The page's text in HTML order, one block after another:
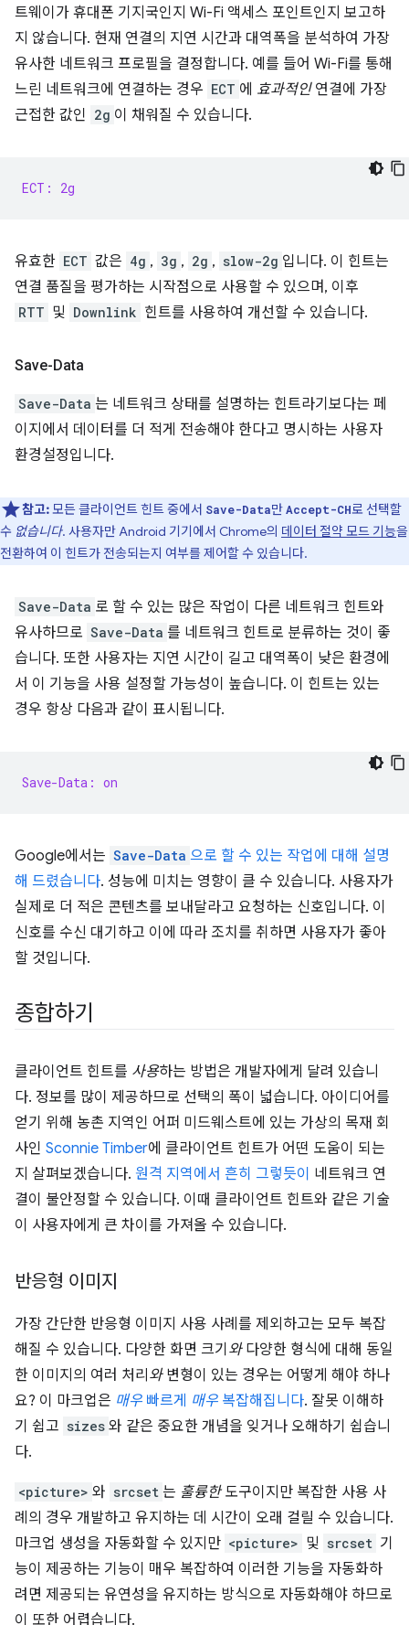
트웨이가 휴대폰 기지국인지 Wi-Fi 액세스 포인트인지 보고하
지 않습니다. 현재 연결의 지연 시간과 대역폭을 분석하여 가장
유사한 네트워크 프로필을 결정합니다. 예를 들어 Wi-Fi를 통해
느린 네트워크에 연결하는 경우 ECT 에 효과적인연결에 가장
근접한 값인 2g 이 채워질 수 있습니다.
ECT: 2g
유효한 ECT 값은 4g , 3g , 2g , slow-2g 입니다. 이 힌트는
연결 품질을 평가하는 시작점으로 사용할 수 있으며, 이후
RTT 및 Downlink 힌트를 사용하여 개선할 수 있습니다.
Save-Data
Save-Data 는 네트워크 상태를 설명하는 힌트라기보다는 페
이지에서 데이터를 더 적게 전송해야 한다고 명시하는 사용자
환경설정입니다.
참고:모든 클라이언트 힌트 중에서 Save-Data만Accept-CH로 선택할
수 없습니다. 사용자만 Android 기기에서 Chrome의 데이터 절약 모드 기능을
전환하여 이 힌트가 전송되는지 여부를 제어할 수 있습니다.
Save-Data 로 할 수 있는 많은 작업이 다른 네트워크 힌트와
유사하므로 Save-Data 를 네트워크 힌트로 분류하는 것이 좋
습니다. 또한 사용자는 지연 시간이 길고 대역폭이 낮은 환경에
서 이 기능을 사용 설정할 가능성이 높습니다. 이 힌트는 있는
경우 항상 다음과 같이 표시됩니다.
Save-Data: on
Google에서는 Save-Data 으로 할 수 있는 작업에 대해 설명
해 드렸습니다. 성능에 미치는 영향이 클 수 있습니다. 사용자가
실제로 더 적은 콘텐츠를 보내달라고 요청하는 신호입니다. 이
신호를 수신 대기하고 이에 따라 조치를 취하면 사용자가 좋아
할 것입니다.
종합하기
클라이언트 힌트를 사용하는 방법은 개발자에게 달려 있습니
다. 정보를 많이 제공하므로 선택의 폭이 넓습니다. 아이디어를
얻기 위해 농촌 지역인 어퍼 미드웨스트에 있는 가상의 목재 회
사인 Sconnie Timber에 클라이언트 힌트가 어떤 도움이 되는
지 살펴보겠습니다. 원격 지역에서 흔히 그렇듯이 네트워크 연
결이 불안정할 수 있습니다. 이때 클라이언트 힌트와 같은 기술
이 사용자에게 큰 차이를 가져올 수 있습니다.
반응형 이미지
가장 간단한 반응형 이미지 사용 사례를 제외하고는 모두 복잡
해질 수 있습니다. 다양한 화면 크기 와다양한 형식에 대해 동일
한 이미지의 여러 처리 와변형이 있는 경우는 어떻게 해야 하나
요? 이 마크업은 매우 빠르게 매우 복잡해집니다. 잘못 이해하
기 쉽고 sizes 와 같은 중요한 개념을 잊거나 오해하기 쉽습니
다.
<picture> 와 srcset 는 훌륭한도구이지만 복잡한 사용 사
례의 경우 개발하고 유지하는 데 시간이 오래 걸릴 수 있습니다.
마크업 생성을 자동화할 수 있지만 <picture> 및 srcset 기
능이 제공하는 기능이 매우 복잡하여 이러한 기능을 자동화하
려면 제공되는 유연성을 유지하는 방식으로 자동화해야 하므로
이 또한 어렵습니다.